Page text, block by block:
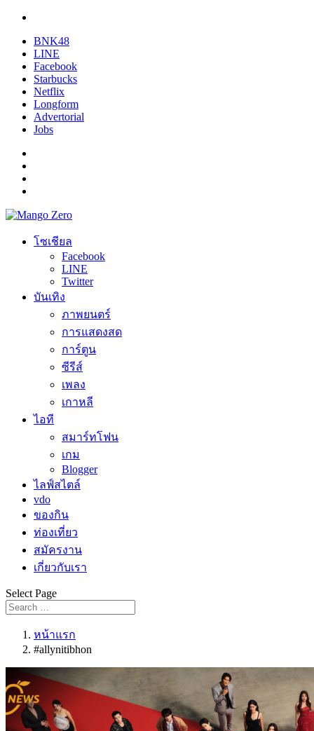
BNK48
LINE
Facebook
Starbucks
Netflix
Longform
Advertorial
Jobs
โซเชียล
Facebook
LINE
Twitter
บันเทิง
ภาพยนตร์
การแสดงสด
การ์ตูน
ซีรีส์
เพลง
เกาหลี
ไอที
สมาร์ทโฟน
เกม
Blogger
ไลฟ์สไตล์
vdo
ของกิน
ท่องเที่ยว
สมัครงาน
เกี่ยวกับเรา
Select Page
หน้าแรก
#allynitibhon